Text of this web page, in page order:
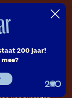
CS Leiden
200 jaar!